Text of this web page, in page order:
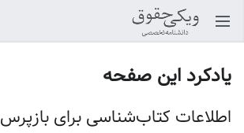
باز کردن منو اصلی
یادکرد این صفحه
اطلاعات کتاب‌شناسی برای بازپرس